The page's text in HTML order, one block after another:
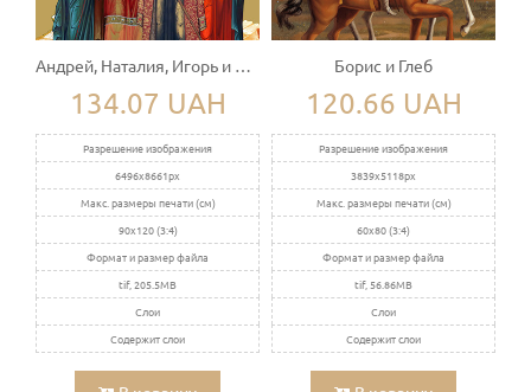
Андрей, Наталия, Игорь и Ирина
134.07 UAH
Разрешение изображения
6496x8661px
Макс. размеры печати (см)
90x120 (3:4)
Формат и размер файла
tif, 205.5MB
Слои
Содержит слои
Борис и Глеб
120.66 UAH
Разрешение изображения
3839x5118px
Макс. размеры печати (см)
60x80 (3:4)
Формат и размер файла
tif, 56.86MB
Слои
Содержит слои